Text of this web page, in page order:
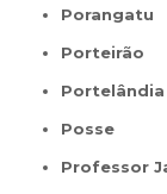
Porangatu
Porteirão
Portelândia
Posse
Professor